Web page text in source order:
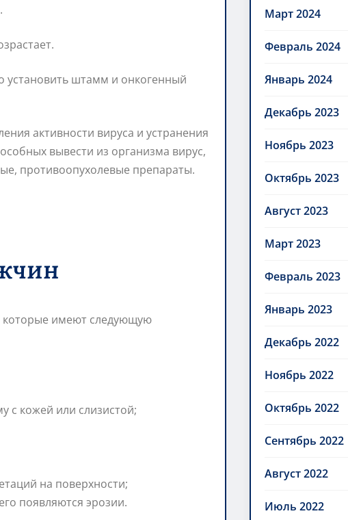
установить штамм и онкогенный
активности вируса и устранения
вывести из организма вирус,
противоопухолевые препараты.
которые имеют следующую
с кожей или слизистой;
на поверхности;
появляются эрозии.
Март 2024
Февраль 2024
Январь 2024
Декабрь 2023
Ноябрь 2023
Октябрь 2023
Август 2023
Март 2023
Февраль 2023
Январь 2023
Декабрь 2022
Ноябрь 2022
Октябрь 2022
Сентябрь 2022
Август 2022
Июль 2022